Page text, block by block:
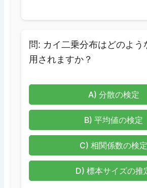
問: カイ二乗分布はどのよう
用されますか？
A) 分散の検定
B) 平均値の検定
C) 相関係数の検定
D) 標本サイズの推